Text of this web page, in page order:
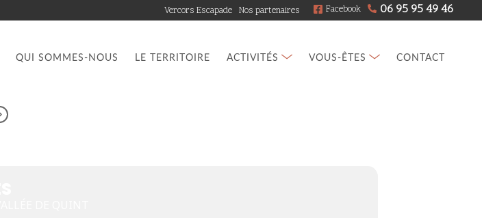
06 95 95 49 46
Facebook
Vercors Escapade Nos partenaires
QUI SOMMES-NOUS LE TERRITOIRE ACTIVITÉS VOUS-ÊTES CONTACT